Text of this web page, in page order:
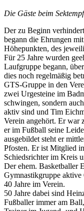
Die Gäste beim
Der zu Beginn
begann die Ehrungen
Höhepunkten, des
Für 25 Jahre wurden
Laufgruppe begann,
dies noch regelmäßig
GTS-Gruppe in den
zwei Urgesteine im
schwingen, sondern
aktiv sind und Tim
Verein angehört. Er war
er im Fußball seine
ausgebildet steht er
Pfosten. Er ist Mitglied
Schiedsrichter im Kreis
Der ehem. Basketballer
Gymnastikgruppe
40 Jahre im Verein.
50 Jahre dabei sind
Fußballer immer am